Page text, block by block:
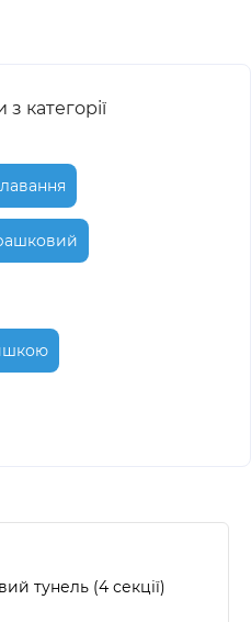
категорії
тунель (4 секції)